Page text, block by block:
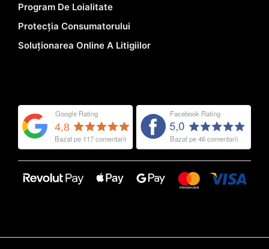
Program De Loialitate
Protecția Consumatorului
Soluționarea Online A Litigiilor